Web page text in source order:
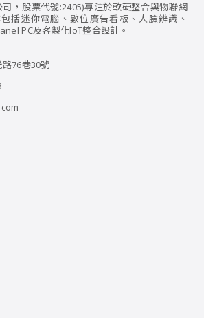
，股票代號:2405)專注於軟硬整合與物聯網
括迷你電腦、數位廣告看板、人臉辨識、
PC及客製化IoT整合設計。
76巷30號